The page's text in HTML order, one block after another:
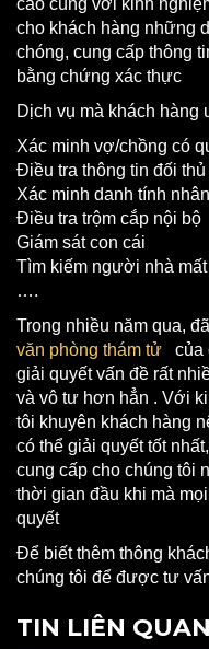
cao cùng với kinh
cho khách hàng những
chóng, cung cấp thông
bằng chứng xác thực
Dịch vụ mà khách hàng
Xác minh vợ/chồng có
Điều tra thông tin đối thủ
Xác minh danh tính
Điều tra trộm cắp nội bộ
Giám sát con cái
Tìm kiếm người nhà mất
….
Trong nhiều năm qua,
văn phòng thám tử của
giải quyết vấn đề rất
và vô tư hơn hẳn . Với
tôi khuyên khách hàng
có thể giải quyết tốt
cung cấp cho chúng tôi
thời gian đầu khi mà
quyết
Để biết thêm thông
chúng tôi để được tư
TIN LIÊN QUAN